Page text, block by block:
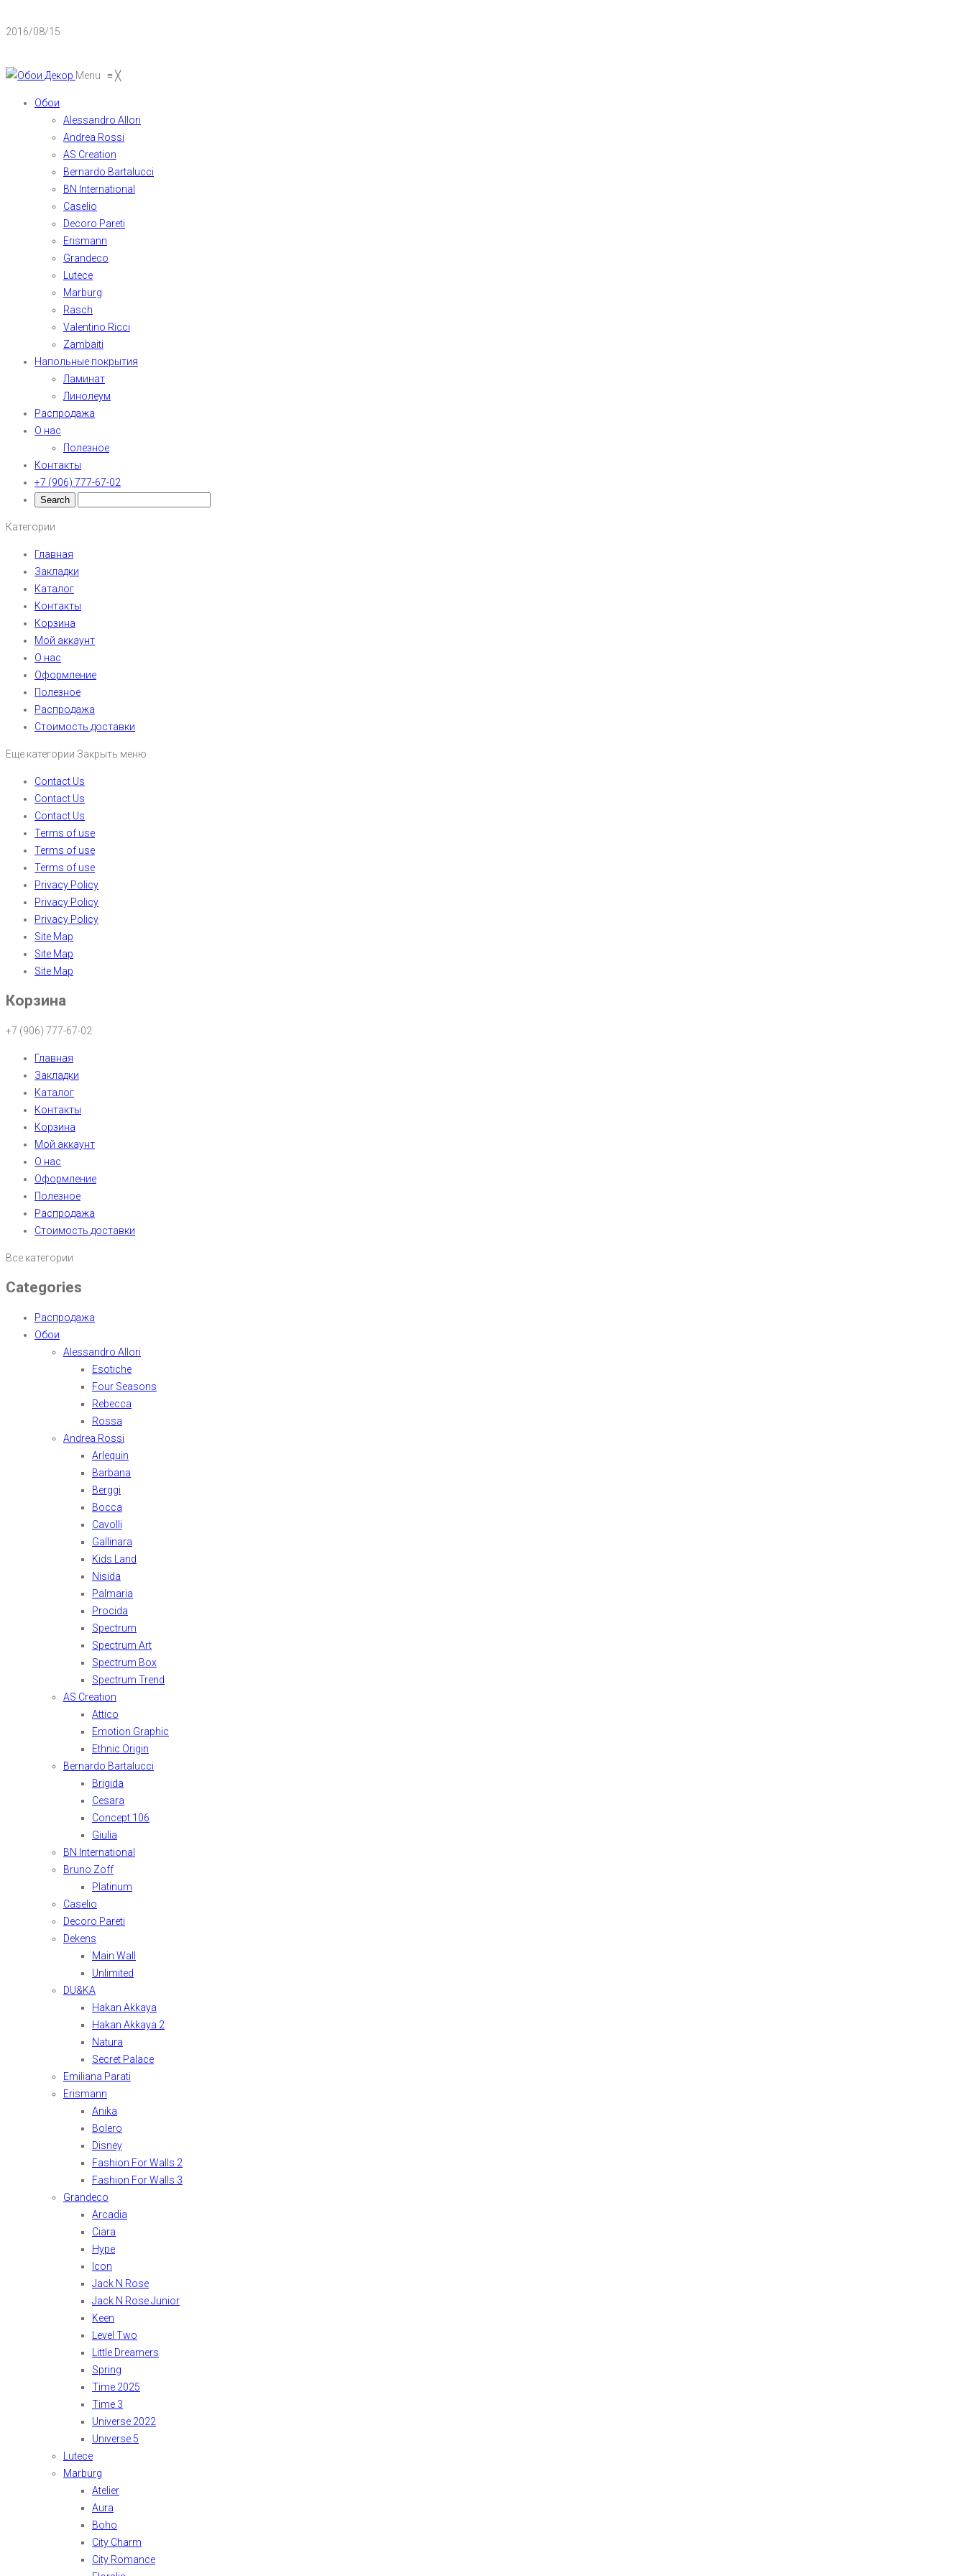
2016/08/15
Menu ≡╳
Обои
Alessandro Allori
Andrea Rossi
AS Creation
Bernardo Bartalucci
BN International
Caselio
Decoro Pareti
Erismann
Grandeco
Lutece
Marburg
Rasch
Valentino Ricci
Zambaiti
Напольные покрытия
Ламинат
Линолеум
Распродажа
О нас
Полезное
Контакты
+7 (906) 777-67-02
Категории
Главная
Закладки
Каталог
Контакты
Корзина
Мой аккаунт
О нас
Оформление
Полезное
Распродажа
Стоимость доставки
Еще категории Закрыть меню
Contact Us
Contact Us
Contact Us
Terms of use
Terms of use
Terms of use
Privacy Policy
Privacy Policy
Privacy Policy
Site Map
Site Map
Site Map
Корзина
+7 (906) 777-67-02
Главная
Закладки
Каталог
Контакты
Корзина
Мой аккаунт
О нас
Оформление
Полезное
Распродажа
Стоимость доставки
Все категории
Categories
Распродажа
Обои
Alessandro Allori
Esotiche
Four Seasons
Rebecca
Rossa
Andrea Rossi
Arlequin
Barbana
Berggi
Bocca
Cavolli
Gallinara
Kids Land
Nisida
Palmaria
Procida
Spectrum
Spectrum Art
Spectrum Box
Spectrum Trend
AS Creation
Attico
Emotion Graphic
Ethnic Origin
Bernardo Bartalucci
Brigida
Cesara
Concept 106
Giulia
BN International
Bruno Zoff
Platinum
Caselio
Decoro Pareti
Dekens
Main Wall
Unlimited
DU&KA
Hakan Akkaya
Hakan Akkaya 2
Natura
Secret Palace
Emiliana Parati
Erismann
Anika
Bolero
Disney
Fashion For Walls 2
Fashion For Walls 3
Grandeco
Arcadia
Ciara
Hype
Icon
Jack N Rose
Jack N Rose Junior
Keen
Level Two
Little Dreamers
Spring
Time 2025
Time 3
Universe 2022
Universe 5
Lutece
Marburg
Atelier
Aura
Boho
City Charm
City Romance